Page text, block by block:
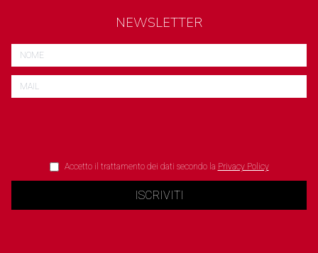
NEWSLETTER
Accetto il trattamento dei dati secondo la Privacy Policy
ISCRIVITI